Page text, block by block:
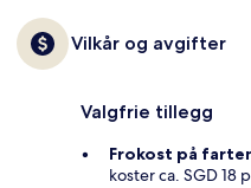
Vilkår og avgifter
Valgfrie tillegg
Frokost på
koster ca. SGD 18